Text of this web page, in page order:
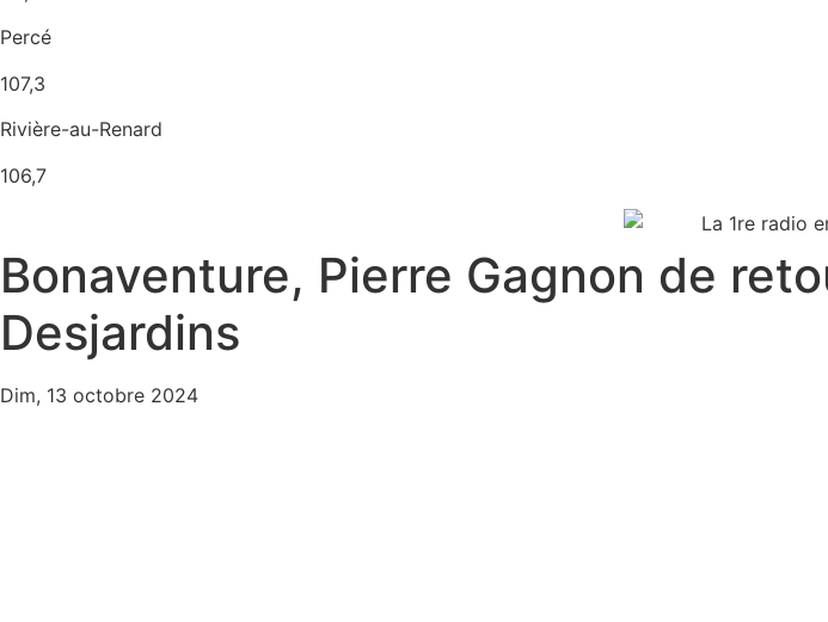
Percé
107,3
Rivière-au-Renard
106,7
107,1
Paspébiac
Bonaventure, Pierre Gagnon de
Desjardins
Dim, 13 octobre 2024